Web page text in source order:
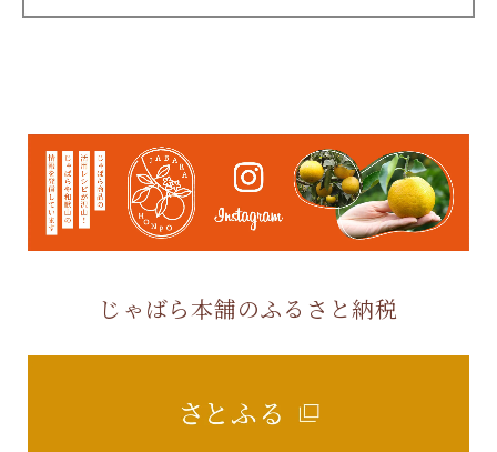
じゃばら本舗のふるさと納税